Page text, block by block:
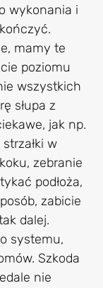
wykonania i
mamy te
poziomu
wszystkich
słupa z
jak np.
w
zebranie
podłoża,
zabicie
dalej.
systemu,
Szkoda
nie